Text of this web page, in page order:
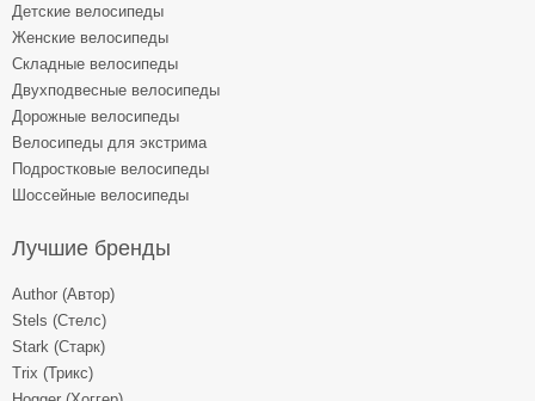
Детские велосипеды
Женские велосипеды
Складные велосипеды
Двухподвесные велосипеды
Дорожные велосипеды
Велосипеды для экстрима
Подростковые велосипеды
Шоссейные велосипеды
Лучшие бренды
Author (Автор)
Stels (Стелс)
Stark (Старк)
Trix (Трикс)